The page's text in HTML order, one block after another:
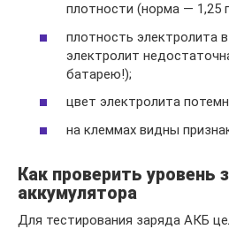
плотности (норма — 1,25
плотность электролита
электролит
батарею!);
цвет электролита
на клеммах видны
Как проверить уровень
аккумулятора
Для тестирования заряда АКБ